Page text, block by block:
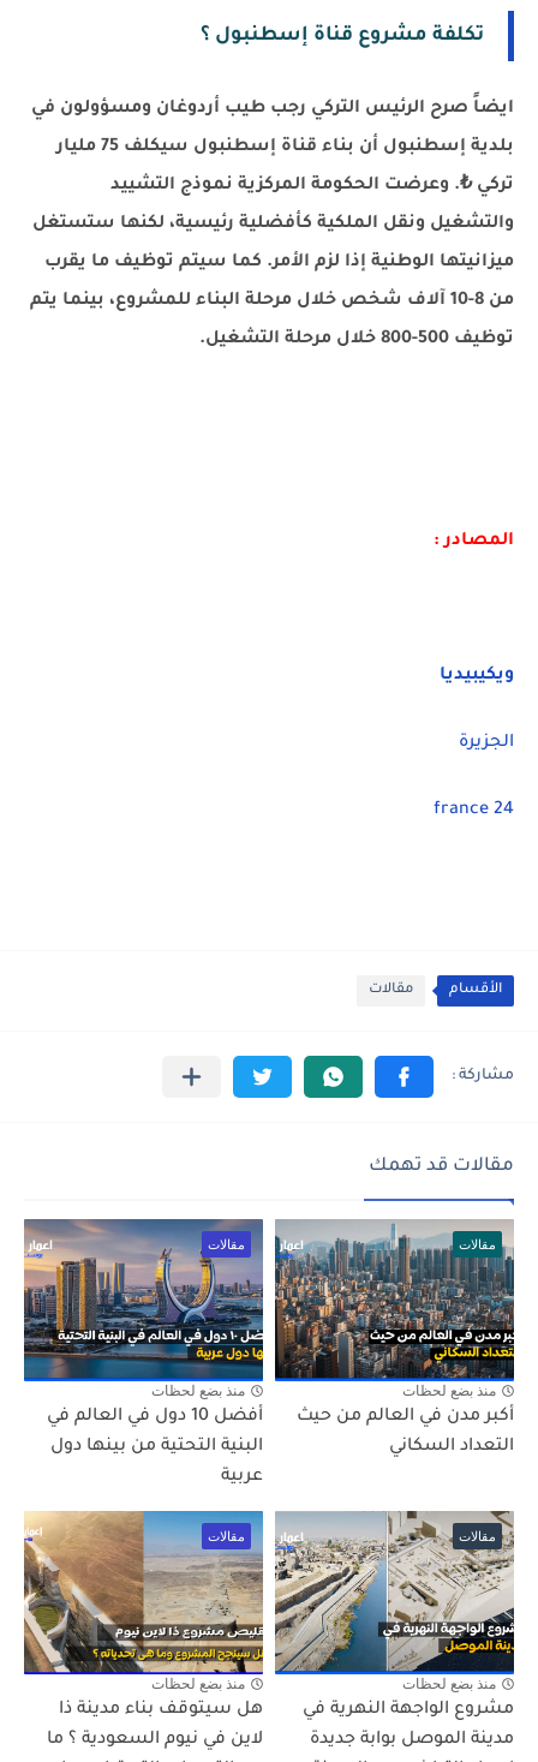
تكلفة مشروع قناة إسطنبول ؟
ايضاً صرح الرئيس التركي رجب طيب أردوغان ومسؤولون في
بلدية إسطنبول أن بناء قناة إسطنبول سيكلف 75 مليار
تركي ₺. وعرضت الحكومة المركزية نموذج التشييد
والتشغيل ونقل الملكية كأفضلية رئيسية، لكنها ستستغل
ميزانيتها الوطنية إذا لزم الأمر. كما سيتم توظيف ما يقرب
من 8-10 آلاف شخص خلال مرحلة البناء للمشروع، بينما يتم
توظيف 500-800 خلال مرحلة التشغيل.
المصادر :
ويكيبيديا
الجزيرة
france 24
الأقسام مقالات
مقالات قد تهمك
مقالات
منذ بضع لحظات
أكبر مدن في العالم من حيث
التعداد السكاني
مقالات
منذ بضع لحظات
أفضل 10 دول في العالم في
البنية التحتية من بينها دول
عربية
مقالات
منذ بضع لحظات
مشروع الواجهة النهرية في
مدينة الموصل بوابة جديدة
مقالات
منذ بضع لحظات
هل سيتوقف بناء مدينة ذا
لاين في نيوم السعودية ؟ ما